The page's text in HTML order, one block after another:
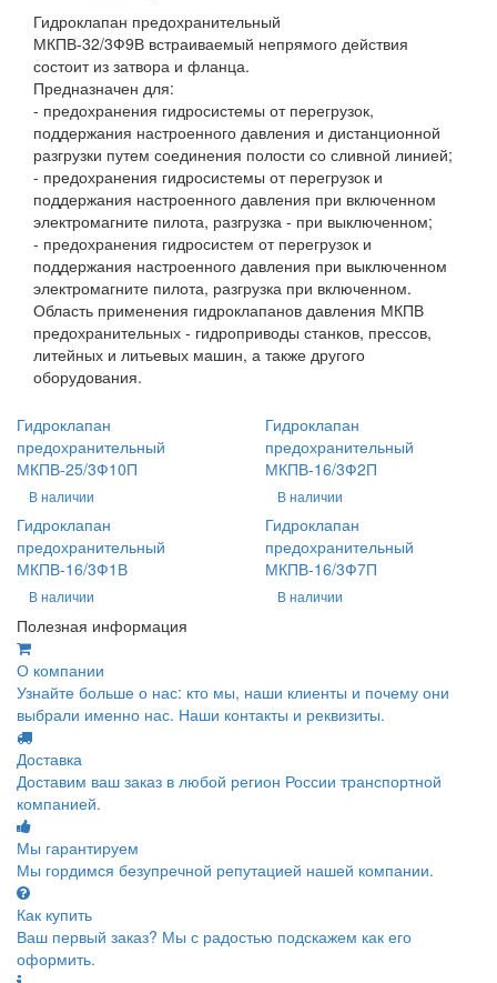
Гидроклапан предохранительный
МКПВ-32/3Ф9В встраиваемый непрямого действия
состоит из затвора и фланца.
Предназначен для:
- предохранения гидросистемы от перегрузок,
поддержания настроенного давления и дистанционной
разгрузки путем соединения полости со сливной линией;
- предохранения гидросистемы от перегрузок и
поддержания настроенного давления при включенном
электромагните пилота, разгрузка - при выключенном;
- предохранения гидросистем от перегрузок и
поддержания настроенного давления при выключенном
электромагните пилота, разгрузка при включенном.
Область применения гидроклапанов давления МКПВ
предохранительных - гидроприводы станков, прессов,
литейных и литьевых машин, а также другого
оборудования.
Гидроклапан
предохранительный
МКПВ-25/3Ф10П
В наличии
Гидроклапан
предохранительный
МКПВ-16/3Ф2П
В наличии
Гидроклапан
предохранительный
МКПВ-16/3Ф1В
В наличии
Гидроклапан
предохранительный
МКПВ-16/3Ф7П
В наличии
Полезная информация
О компании
Узнайте больше о нас: кто мы, наши клиенты и почему они
выбрали именно нас. Наши контакты и реквизиты.
Доставка
Доставим ваш заказ в любой регион России транспортной
компанией.
Мы гарантируем
Мы гордимся безупречной репутацией нашей компании.
Как купить
Ваш первый заказ? Мы с радостью подскажем как его
оформить.